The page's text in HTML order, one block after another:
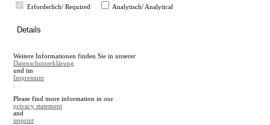
en
A
A
Erforderlich/ Required
Analytisch/ Analytical
Details
Weitere Informationen finden Sie in unserer
Datenschutzerklärung
und im
Impressum
Please find more information in our
privacy statement
and
imprint